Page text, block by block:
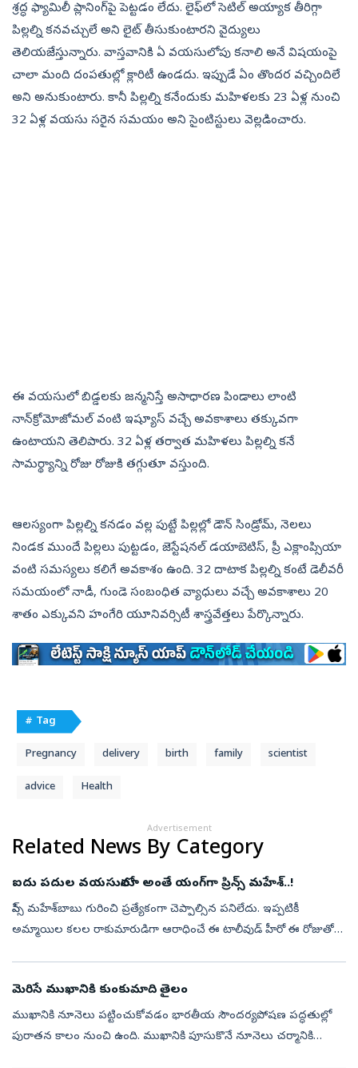
శ్రద్ధ ఫ్యామిలీ ప్లానింగ్‌పై పెట్టడం లేదు. లైఫ్‌లో సెటిల్ అయ్యాక‌ తీరిగ్గా
పిల్ల‌ల్ని క‌న‌వ‌చ్చులే అని లైట్‌ తీసుకుంటారని వైద్యులు
తెలియజేస్తున్నారు. వాస్త‌వానికి ఏ వయసులోపు కనాలి అనే విషయంపై
చాలా మంది దంపతుల్లో క్లారిటీ ఉండదు. ఇప్పుడే ఏం తొందర వచ్చిందిలే
అని అనుకుంటారు. కానీ పిల్లల్ని కనేందుకు మహిళలకు 23 ఏళ్ల నుంచి
32 ఏళ్ల వయసు సరైన సమయం అని సైంటిస్టులు వెల్లడించారు.
ఈ వయసులో బిడ్డలకు జన్మనిస్తే అసాధారణ పిండాలు లాంటి
నాన్‌క్రోమోజోమల్‌ వంటి ఇష్యూస్‌ వచ్చే అవకాశాలు తక్కువగా
ఉంటాయని తెలిపారు. 32 ఏళ్ల తర్వాత మహిళలు పిల్లల్ని కనే
సామర్థ్యాన్ని రోజు రోజుకి తగ్గుతూ వస్తుంది.
ఆలస్యంగా పిల్లల్ని కనడం వల్ల పుట్టే పిల్లల్లో డౌన్ సిండ్రోమ్, నెలలు
నిండక ముందే పిల్లలు పుట్టడం, జెస్టేషనల్ డయాబెటిస్, ప్రీ ఎక్లాంప్సియా
వంటి సమస్యలు కలిగే అవకాశం ఉంది. 32 దాటాక పిల్లల్ని కంటే డెలీవరీ
సమయంలో నాడీ, గుండె సంబంధిత వ్యాధులు వచ్చే అవకాశాలు 20
శాతం ఎక్కువని హంగేరి యూనివర్సిటీ శాస్త్రవేత్తలు పేర్కొన్నారు.
# Tag
Pregnancy delivery birth family scientist
advice Health
Advertisement
Related News By Category
ఐదు పదుల వయసులోనూ అంతే యంగ్‌గా ప్రిన్స్‌ మహేశ్‌..!
ప్రిన్స్‌ మహేశ్‌బాబు గురించి ప్రత్యేకంగా చెప్పాల్సిన పనిలేదు. ఇప్పటికీ
అమ్మాయిల కలల రాకుమారుడిగా ఆరాధించే ఈ టాలీవుడ్‌ హీరో ఈ రోజుతో
మెరిసే ముఖానికి కుంకుమాది తైలం
ముఖానికి నూనెలు పట్టించుకోవడం భారతీయ సౌందర్యపోషణ పద్ధతుల్లో
పురాతన కాలం నుంచి ఉంది. ముఖానికి పూసుకొనే నూనెలు చర్మానికి